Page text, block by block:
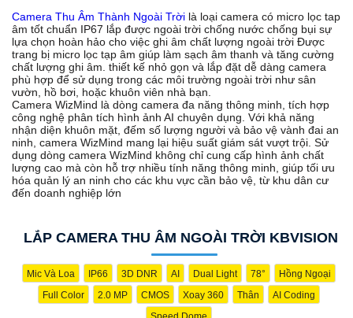
với giá cả phải chăng.
'
Camera Thu Âm Thành Ngoài Trời là loại camera có micro lọc tap
âm tốt chuẩn IP67 lắp được ngoài trời chống nước chống bụi sự
lựa chọn hoàn hảo cho việc ghi âm chất lượng ngoài trời Được
trang bị micro lọc tạp âm giúp làm sạch âm thanh và tăng cường
chất lượng ghi âm. thiết kế nhỏ gọn và lắp đặt dễ dàng camera
phù hợp để sử dụng trong các môi trường ngoài trời như sân
vườn, hồ bơi, hoặc khuôn viên nhà bạn.
Camera WizMind là dòng camera đa năng thông minh, tích hợp
công nghệ phân tích hình ảnh AI chuyên dụng. Với khả năng
nhận diện khuôn mặt, đếm số lượng người và bảo vệ vành đai an
ninh, camera WizMind mang lại hiệu suất giám sát vượt trội. Sử
dụng dòng camera WizMind không chỉ cung cấp hình ảnh chất
lượng cao mà còn hỗ trợ nhiều tính năng thông minh, giúp tối ưu
hóa quản lý an ninh cho các khu vực cần bảo vệ, từ khu dân cư
đến doanh nghiệp lớn
LẮP CAMERA THU ÂM NGOÀI TRỜI KBVISION
Mic Và Loa IP66 3D DNR AI Dual Light 78°
Hồng Ngoại
Full Color
2.0 MP CMOS Xoay 360 Thân
AI Coding